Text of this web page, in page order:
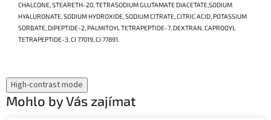
CHALCONE, STEARETH-20, TETRASODIUM GLUTAMATE DIACETATE,SODIUM
HYALURONATE, SODIUM HYDROXIDE, SODIUM CITRATE, CITRIC ACID, POTASSIUM
SORBATE, DIPEPTIDE-2, PALMITOYL TETRAPEPTIDE-7, DEXTRAN, CAPROOYL
TETRAPEPTIDE-3, CI 77019, CI 77891.
High-contrast mode
Mohlo by Vás zajímat